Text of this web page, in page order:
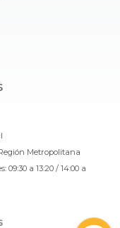
Metropolitana
09:30 a 13:20 / 14:00 a